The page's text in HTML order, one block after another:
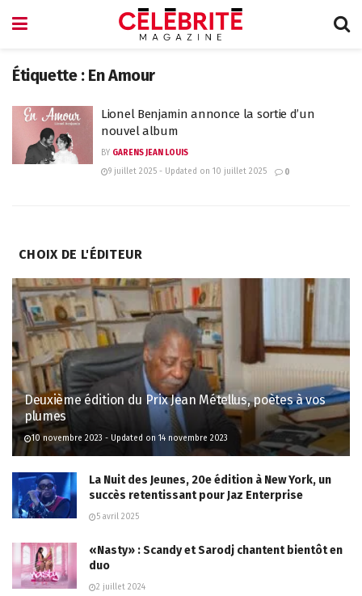
Étiquette : En Amour
Lionel Benjamin annonce la sortie d’un
nouvel album
BY GARENS JEAN LOUIS
9 juillet 2025 - Updated on 10 juillet 2025
0
CHOIX DE L'ÉDITEUR
Deuxième édition du Prix Jean Métellus, poètes à vos
plumes
10 novembre 2023 - Updated on 14 novembre 2023
La Nuit des Jeunes, 20e édition à New York, un
succès retentissant pour Jaz Enterprise
5 avril 2025
«Nasty» : Scandy et Sarodj chantent bientôt en
duo
2 juillet 2024